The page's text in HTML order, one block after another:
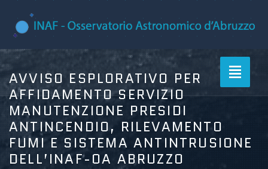
Toggle
AVVISO ESPLORATIVO PER
AFFIDAMENTO SERVIZIO
MANUTENZIONE PRESIDI
ANTINCENDIO, RILEVAMENTO
FUMI E SISTEMA ANTINTRUSIONE
DELL’INAF-OA ABRUZZO